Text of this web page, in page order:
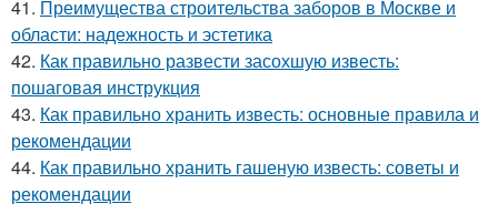
41. Преимущества строительства заборов в Москве и
области: надежность и эстетика
42. Как правильно развести засохшую известь:
пошаговая инструкция
43. Как правильно хранить известь: основные правила и
рекомендации
44. Как правильно хранить гашеную известь: советы и
рекомендации